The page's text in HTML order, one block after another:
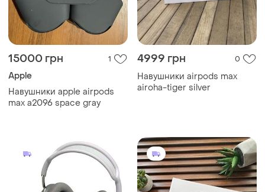
15000 грн 1
Apple
Навушники apple airpods
max a2096 space gray
4999 грн 0
Навушники airpods max
airoha-tiger silver